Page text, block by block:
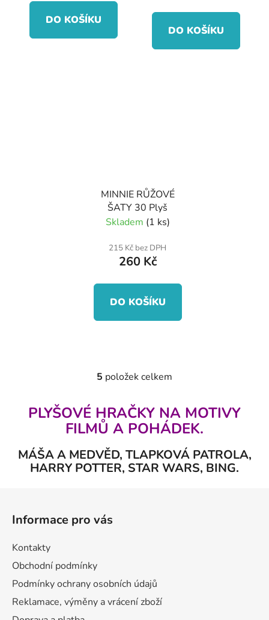
DO KOŠÍKU
DO KOŠÍKU
MINNIE RŮŽOVÉ
ŠATY 30 Plyš
Skladem (1 ks)
215 Kč bez DPH
260 Kč
DO KOŠÍKU
O
l
á
d
a
c
í
p
s
5 položek celkem
PLYŠOVÉ HRAČKY NA MOTIVY
FILMŮ A POHÁDEK.
MÁŠA A MEDVĚD, TLAPKOVÁ PATROLA,
HARRY POTTER, STAR WARS, BING.
Informace pro vás
Kontakty
Obchodní podmínky
Podmínky ochrany osobních údajů
Reklamace, výměny a vrácení zboží